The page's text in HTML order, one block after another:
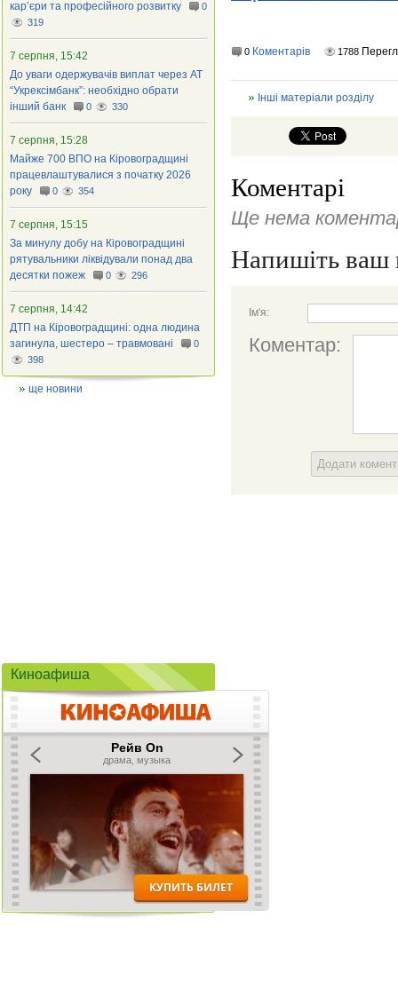
0 Коментарів 1788
Інші матеріали розділу
Коментарі
Ще нема
Напишіть ваш
Ім'я:
Коментар:
Додати
кар’єри та професійного розвитку
0
319
7 серпня, 15:42
До уваги одержувачів виплат через АТ
“Укрексімбанк”: необхідно обрати
інший банк
0 330
7 серпня, 15:28
Майже 700 ВПО на Кіровоградщині
працевлаштувалися з початку 2026
року
0 354
7 серпня, 15:15
За минулу добу на Кіровоградщині
рятувальники ліквідували понад два
десятки пожеж
0 296
7 серпня, 14:42
ДТП на Кіровоградщині: одна людина
загинула, шестеро – травмовані
0
398
ще новини
Киноафиша